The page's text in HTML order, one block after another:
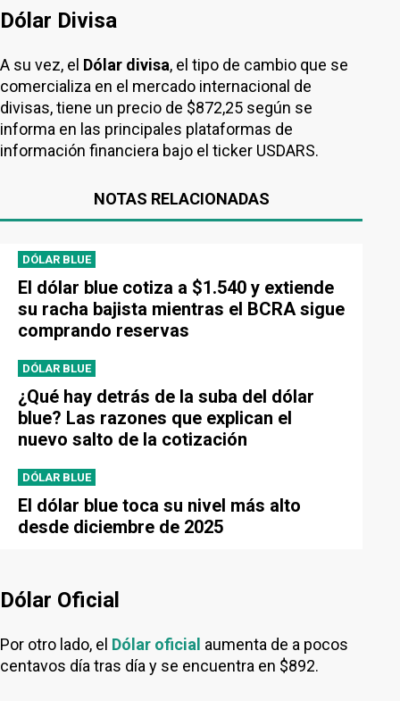
Dólar Divisa
A su vez, el Dólar divisa, el tipo de cambio que se
comercializa en el mercado internacional de
divisas, tiene un precio de $872,25 según se
informa en las principales plataformas de
información financiera bajo el ticker USDARS.
NOTAS RELACIONADAS
DÓLAR BLUE
El dólar blue cotiza a $1.540 y extiende
su racha bajista mientras el BCRA sigue
comprando reservas
DÓLAR BLUE
¿Qué hay detrás de la suba del dólar
blue? Las razones que explican el
nuevo salto de la cotización
DÓLAR BLUE
El dólar blue toca su nivel más alto
desde diciembre de 2025
Dólar Oficial
Por otro lado, el Dólar oficial aumenta de a pocos
centavos día tras día y se encuentra en $892.